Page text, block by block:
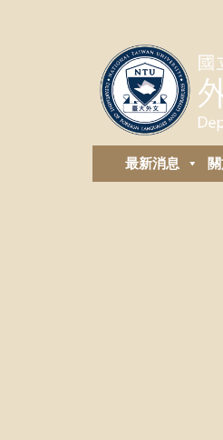
最新消息